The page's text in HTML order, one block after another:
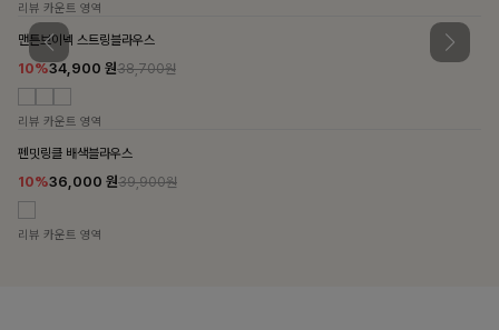
리뷰 카운트 영역
맨튼브이넥 스트링블라우스
10%34,900 원38,700원
리뷰 카운트 영역
펜밋링클 배색블라우스
10%36,000 원39,900원
리뷰 카운트 영역